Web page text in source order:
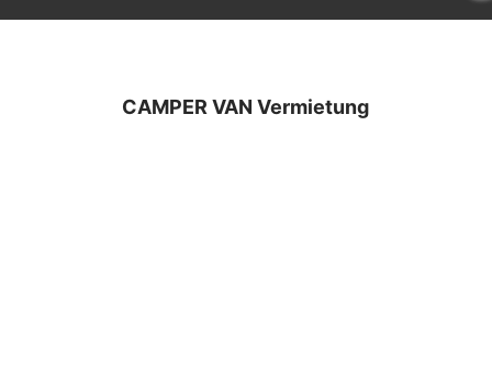
CAMPER VAN Vermietung